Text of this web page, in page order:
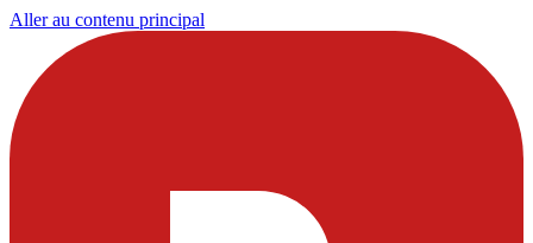
Aller au contenu principal